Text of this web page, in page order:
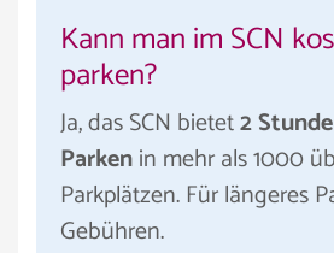
Kann man im SCN
parken?
Ja, das SCN bietet2
Parkenin mehr als 1000
Parkplätzen. Für längeres
Gebühren.